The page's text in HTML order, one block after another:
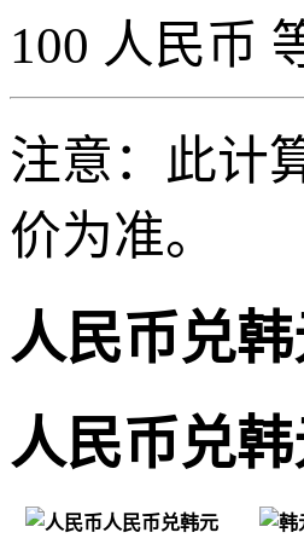
100 人民币
注意：此计
价为准。
人民币兑
人民币兑
人民币兑韩元